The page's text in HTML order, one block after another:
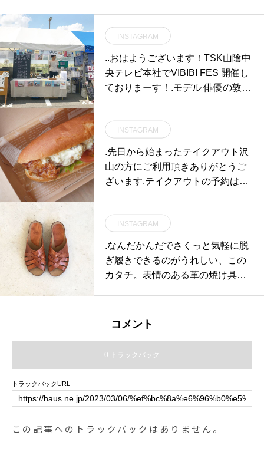
INSTAGRAM
..おはようございます！TSK山陰中
央テレビ本社でVIBIBI FES 開催し
ておりまーす！.モデル 俳優の敦士
暑くなりますのでお越しの際はし
っかり暑さ対策してきてください
ね〜！….店舗のほうも通常営業し
ておりますのでよろしくお願いし
店#TSK #TSK山陰中央テレビ#vibi
bifes #fes#food #イタリアンカレ
ー #curry #drink #ドリンク#takeou
t #テイクアウト#メロンクリーム
ソーダ #クリームソーダ#コーヒー
フロート#コーヒーゼリーフロー
ト#チャイ #ほうじ茶ラテ#フルー
トソーダ#hausmatsue #haus_mat
江 #島根 #山陰
INSTAGRAM
.先日から始まったテイクアウト沢
山の方にご利用頂きありがとうご
ざいます.テイクアウトの予約は当
ります）受け取りは11:30〜できま
す️.テイクアウトメニューの・チキ
ン南蛮弁当・チキン南蛮コッペ・
キッシュBOXの3種類は夜も受け
受け取りの方は当日15:00までご予
りご用意ができない事が有るかも
知れませんのでご了承頂けると喜
びます。..《レストラン営業時間》
ンド！たっぷりのチキン南蛮とタ
サンドです🥖..《HÅUS営業時間》
INSTAGRAM
.なんだかんだでさくっと気軽に脱
ぎ履きできるのがうれしい、この
カタチ。表情のある革の焼け具合
andal#Spain#Barcelona#hausmat
コメント
0 トラックバック
トラックバックURL
この記事へのトラックバックはありません。